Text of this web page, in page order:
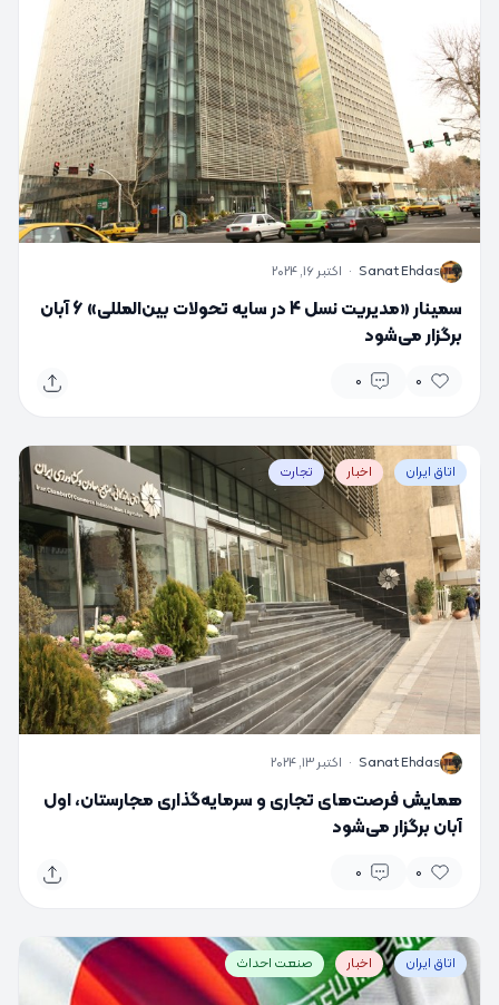
S
Sanat Ehdas
· اکتبر 16, 2024
سمینار «مدیریت نسل 4 در سایه تحولات بین‌المللی» 6 آبان
برگزار می‌شود
0
0
اتاق ایران اخبار تجارت
S
Sanat Ehdas
· اکتبر 13, 2024
همایش فرصت‌های تجاری و سرمایه‌گذاری مجارستان، اول
آبان برگزار می‌شود
0
0
اتاق ایران اخبار صنعت احداث